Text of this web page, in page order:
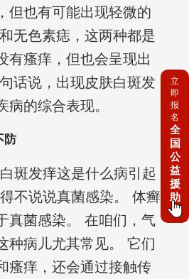
但也有可能出现轻微的
无色素痣，这两种都是
有瘙痒，但也会呈现出
话说，出现皮肤白斑发
病的综合表现。
防
斑发痒这是什么病引起
不说说真菌感染。 体癣
真菌感染。 在咱们，气
种病儿尤其常见。 它们
瘙痒，还会通过接触传
立
即
报
名
全
国
公
益
援
助